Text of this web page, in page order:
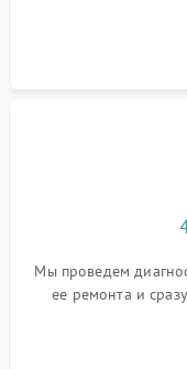
Мы проведем
ее ремонта и